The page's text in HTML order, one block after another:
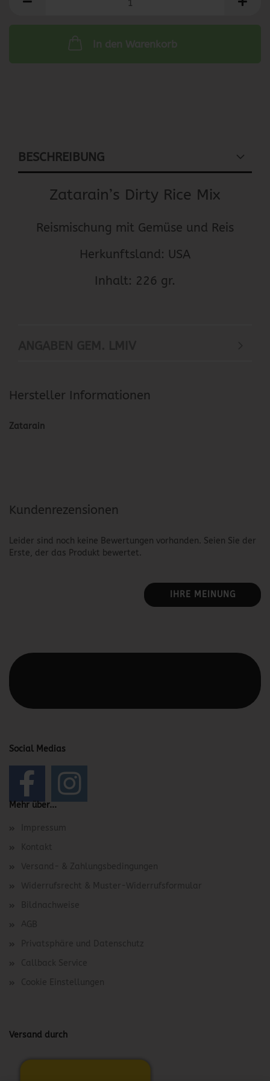
In den Warenkorb
BESCHREIBUNG
Zatarain’s Dirty Rice Mix
Reismischung mit Gemüse und Reis
Herkunftsland: USA
Inhalt: 226 gr.
Hersteller Informationen
Zatarain
Kundenrezensionen
Leider sind noch keine Bewertungen vorhanden. Seien Sie der
Erste, der das Produkt bewertet.
IHRE MEINUNG
Social Medias
Mehr über...
Impressum
Kontakt
Versand- & Zahlungsbedingungen
Widerrufsrecht & Muster-Widerrufsformular
Bildnachweise
AGB
Privatsphäre und Datenschutz
Callback Service
Cookie Einstellungen
Versand durch